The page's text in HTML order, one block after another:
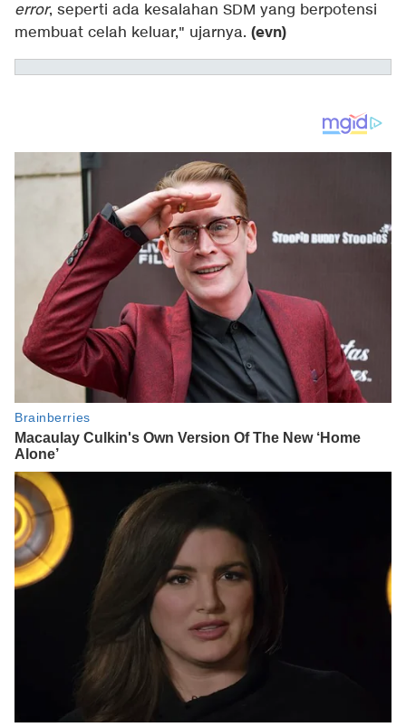
error, seperti ada kesalahan SDM yang berpotensi
membuat celah keluar," ujarnya. (evn)